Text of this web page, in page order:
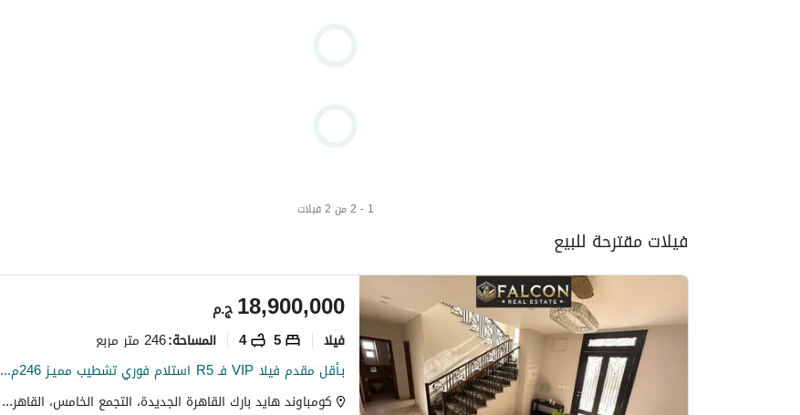
1 - 2 من 2 فيلات
فيلات مقترحة للبيع
ج.م18,900,000
فیلا 5
4 المساحة:246 متر مربع
بـأقل مقدم فيلا VIP فـ R5 استلام فوري تشطيب مميـز 246م + خدمة بعد البيع من Hyde Park للبيع في القاهرة الجديدة New Cairo
كومباوند هايد بارك القاهرة الجديدة، التجمع الخامس، القاهرة الجديدة، القاهرة